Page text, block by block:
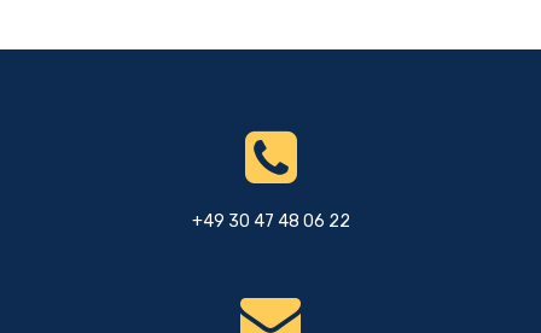
+49 30 47 48 06 22